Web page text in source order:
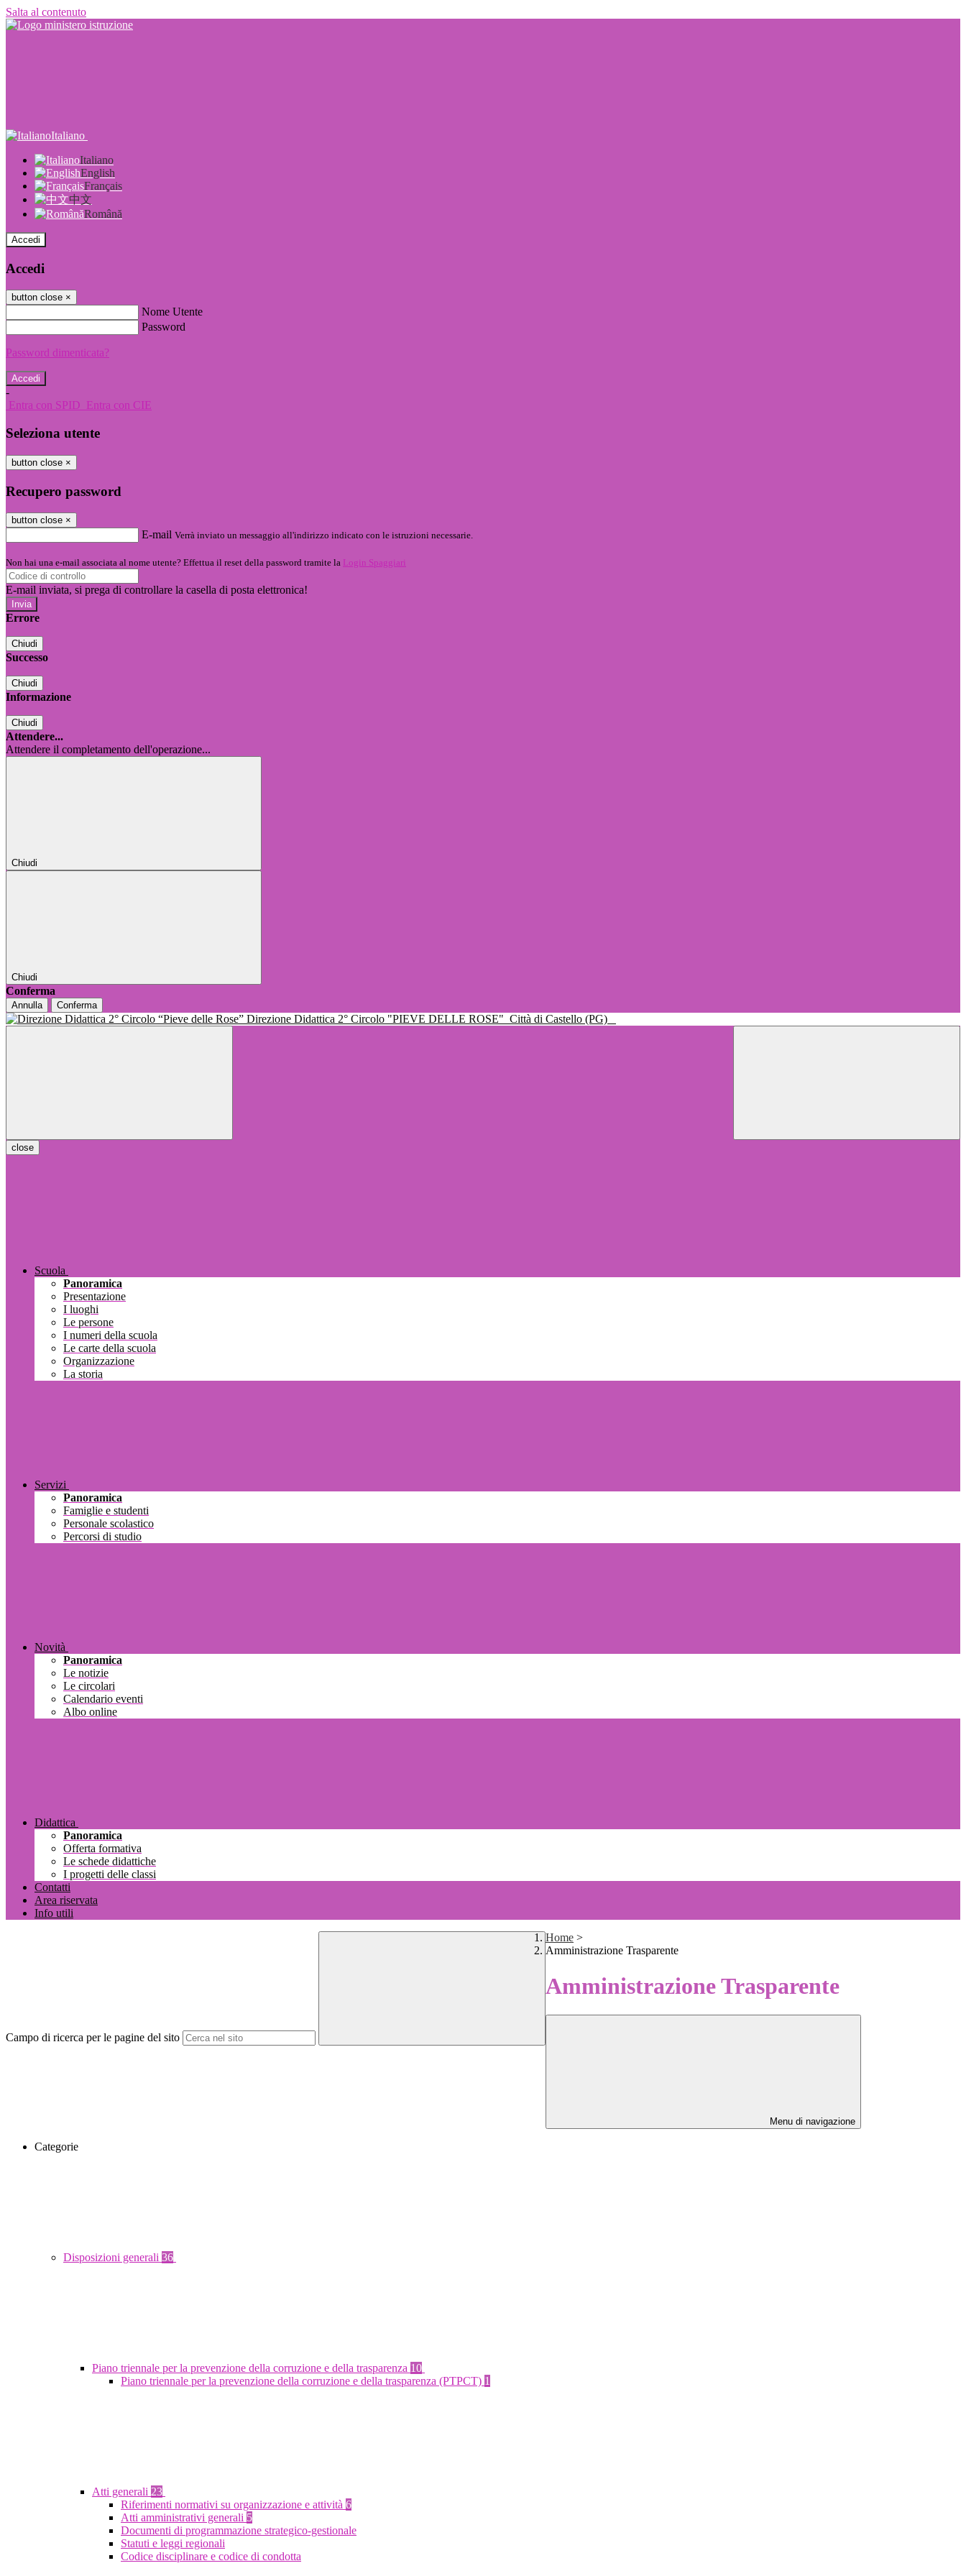
Salta al contenuto
Italiano
Italiano
English
Français
中文
Română
Accedi
Accedi
button close ×
Nome Utente
Password
Password dimenticata?
-
Entra con SPID Entra con CIE
Seleziona utente
button close ×
Recupero password
button close ×
E-mail Verrà inviato un messaggio all'indirizzo indicato con le istruzioni necessarie.
Non hai una e-mail associata al nome utente? Effettua il reset della password tramite la Login Spaggiari
E-mail inviata, si prega di controllare la casella di posta elettronica!
Errore
Chiudi
Successo
Chiudi
Informazione
Chiudi
Attendere...
Attendere il completamento dell'operazione...
Chiudi
Chiudi
Conferma
Annulla Conferma
Direzione Didattica 2° Circolo "PIEVE DELLE ROSE" Città di Castello (PG)
close
Scuola
Panoramica
Presentazione
I luoghi
Le persone
I numeri della scuola
Le carte della scuola
Organizzazione
La storia
Servizi
Panoramica
Famiglie e studenti
Personale scolastico
Percorsi di studio
Novità
Panoramica
Le notizie
Le circolari
Calendario eventi
Albo online
Didattica
Panoramica
Offerta formativa
Le schede didattiche
I progetti delle classi
Contatti
Area riservata
Info utili
Campo di ricerca per le pagine del sito
Home >
Amministrazione Trasparente
Amministrazione Trasparente
Menu di navigazione
Categorie
Disposizioni generali 36
Piano triennale per la prevenzione della corruzione e della trasparenza 10
Piano triennale per la prevenzione della corruzione e della trasparenza (PTPCT) 1
Atti generali 23
Riferimenti normativi su organizzazione e attività 6
Atti amministrativi generali 5
Documenti di programmazione strategico-gestionale
Statuti e leggi regionali
Codice disciplinare e codice di condotta